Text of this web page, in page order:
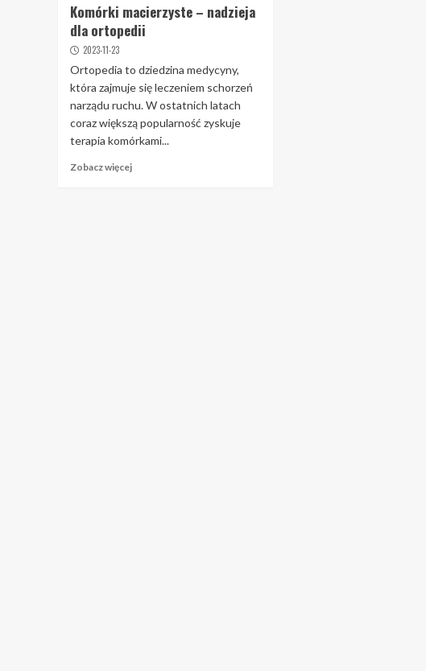
Komórki macierzyste – nadzieja
dla ortopedii
2023-11-23
Ortopedia to dziedzina medycyny,
która zajmuje się leczeniem schorzeń
narządu ruchu. W ostatnich latach
coraz większą popularność zyskuje
terapia komórkami...
Zobacz więcej